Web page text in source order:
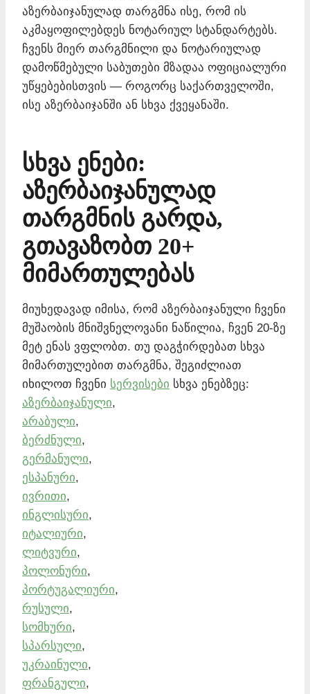
აზერბაიჯანულად თარგმნა ისე, რომ ის
აკმაყოფილებდეს ნოტარიულ სტანდარტებს.
ჩვენს მიერ თარგმნილი და ნოტარიულად
დამოწმებული საბუთები მზადაა ოფიციალური
უწყებებისთვის — როგორც საქართველოში,
ისე აზერბაიჯანში ან სხვა ქვეყანაში.
სხვა ენები:
აზერბაიჯანულად
თარგმნის გარდა,
გთავაზობთ 20+
მიმართულებას
მიუხედავად იმისა, რომ აზერბაიჯანული ჩვენი
მუშაობის მნიშვნელოვანი ნაწილია, ჩვენ 20-ზე
მეტ ენას ვფლობთ. თუ დაგჭირდებათ სხვა
მიმართულებით თარგმნა, შეგიძლიათ
იხილოთ ჩვენი სერვისები სხვა ენებზეც:
აზერბაიჯანული,
არაბული,
ბერძნული,
გერმანული,
ესპანური,
ივრითი,
ინგლისური,
იტალიური,
ლიტვური,
პოლონური,
პორტუგალიური,
რუსული,
სომხური,
სპარსული,
უკრაინული,
ფრანგული,